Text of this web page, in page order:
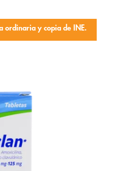
ordinaria y copia de INE.